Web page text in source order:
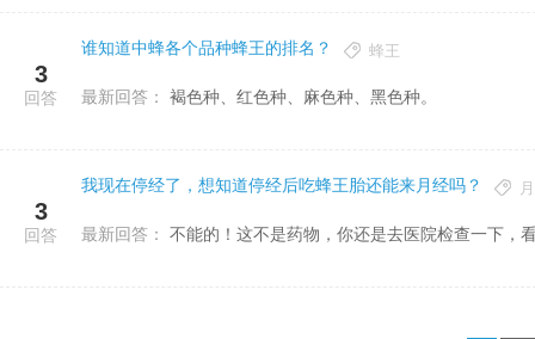
3
回答
谁知道中蜂各个品种蜂王的排名？ 蜂王
最新回答： 褐色种、红色种、麻色种、黑色种。
3
回答
我现在停经了，想知道停经后吃蜂王胎还能来月经吗？
最新回答： 不能的！这不是药物，你还是去医院检查一下，